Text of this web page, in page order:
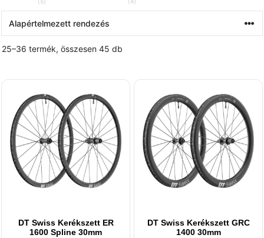
(5) (4)
25–36 termék, összesen 45 db
DT Swiss Kerékszett ER
1600 Spline 30mm
DT Swiss Kerékszett GRC
1400 30mm